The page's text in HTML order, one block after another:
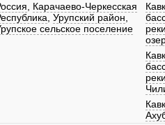
Карачаево-Черкесская
Урупский район
сельское поселение